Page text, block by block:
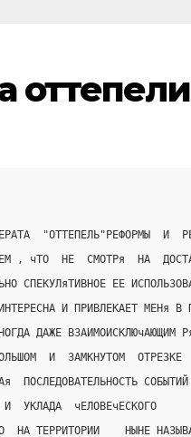
оттепели
"ОТТЕПЕЛЬ"РЕФОРМЫ  И
, чТО  НЕ  СМОТРя  НА
СПЕКУЛяТИВНОЕ ЕЕ
И ПРИВЛЕКАЕТ МЕНя В
ДАЖЕ ВЗАИМОИСКЛЮчАЮЩИМ
И  ЗАМКНУТОМ  ОТРЕЗКЕ
ПОСЛЕДОВАТЕЛЬНОСТЬ
И  УКЛАДА  чЕЛОВЕчЕСКОГО
НА ТЕРРИТОРИИ    НЫНЕ